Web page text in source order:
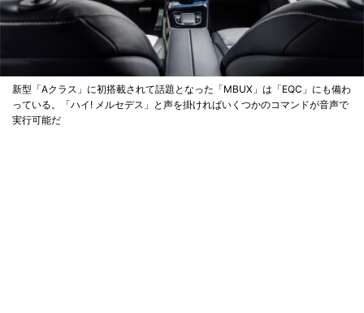
新型「Aクラス」に初搭載されて話題となった「MBUX」は「EQC」にも備わ
っている。「ハイ! メルセデス」と声を掛ければいくつかのコマンドが音声で
実行可能だ